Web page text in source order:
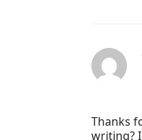
Thanks
writing?